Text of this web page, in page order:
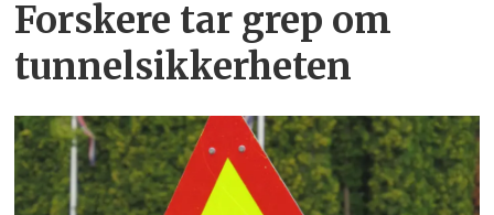
Forskere tar grep om
tunnelsikkerheten